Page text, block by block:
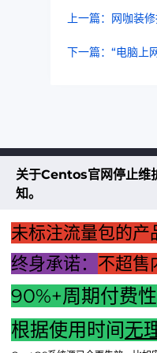
上一篇：网咖装
下一篇：“电脑上
不大创造互
了解更多
享
关于Centos官网停止维
知。
未标注流量包的产
终身承诺： 不超售
90%+周期付费
根据使用时间无